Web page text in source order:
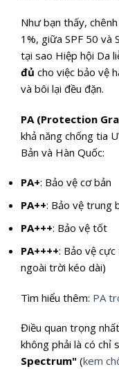
Như bạn thấy,
1%, giữa SPF 50 và
tại sao Hiệp hội Da
đủ cho việc bảo vệ
và bôi lại đều đặn.
PA (Protection
khả năng chống tia
Bản và Hàn Quốc:
PA+: Bảo vệ cơ bản
PA++: Bảo vệ trung
PA+++: Bảo vệ tốt
PA++++: Bảo vệ
ngoài trời kéo dài)
Tìm hiểu thêm: PA
Điều quan trọng
không phải là có chỉ
Spectrum" (kem